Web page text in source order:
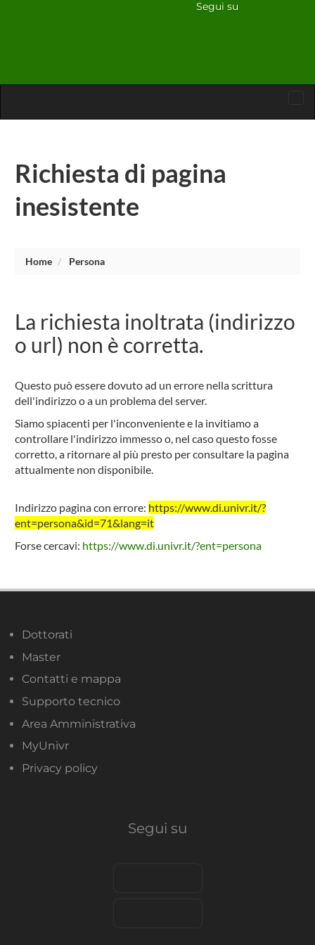
Segui su
Richiesta di pagina
inesistente
Home Persona
La richiesta inoltrata (indirizzo
o url) non è corretta.
Questo può essere dovuto ad un errore nella scrittura
dell'indirizzo o a un problema del server.
Siamo spiacenti per l'inconveniente e la invitiamo a
controllare l'indirizzo immesso o, nel caso questo fosse
corretto, a ritornare al più presto per consultare la pagina
attualmente non disponibile.
Indirizzo pagina con errore: https://www.di.univr.it/?
ent=persona&id=71&lang=it
Forse cercavi: https://www.di.univr.it/?ent=persona
Dottorati
Master
Contatti e mappa
Supporto tecnico
Area Amministrativa
MyUnivr
Privacy policy
Segui su